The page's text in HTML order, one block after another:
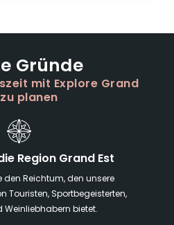
Gründe
mit Explore Grand
planen
Region Grand Est
Reichtum, den unsere
Touristen, Sportbegeisterten,
bietet.